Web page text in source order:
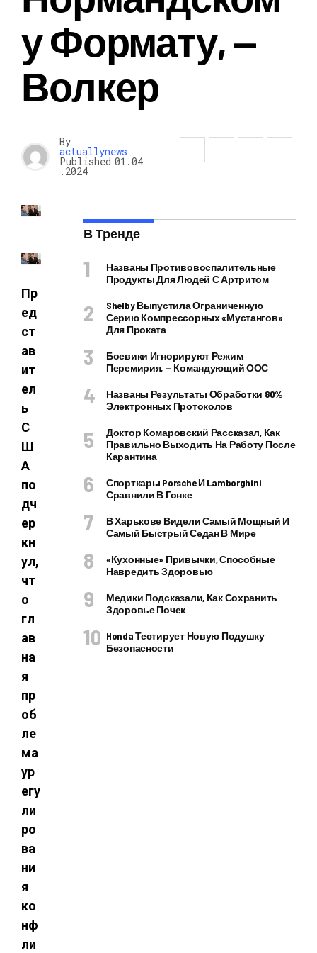
У Формату, —
Волкер
By
actuallynews
Published 01.04
.2024
Пр
ед
ст
ав
ит
ел
ь
С
Ш
А
по
дч
ер
кн
ул,
чт
о
гл
ав
на
я
пр
об
ле
ма
ур
егу
ли
ро
ва
ни
я
ко
нф
ли
В Тренде
Названы Противовоспалительные
Продукты Для Людей С Артритом
Shelby Выпустила Ограниченную
Серию Компрессорных «Мустангов»
Для Проката
Боевики Игнорируют Режим
Перемирия, — Командующий ООС
Названы Результаты Обработки 80%
Электронных Протоколов
Доктор Комаровский Рассказал, Как
Правильно Выходить На Работу После
Карантина
Спорткары Porsche И Lamborghini
Сравнили В Гонке
В Харькове Видели Самый Мощный И
Самый Быстрый Седан В Мире
«Кухонные» Привычки, Способные
Навредить Здоровью
Медики Подсказали, Как Сохранить
Здоровье Почек
Honda Тестирует Новую Подушку
Безопасности